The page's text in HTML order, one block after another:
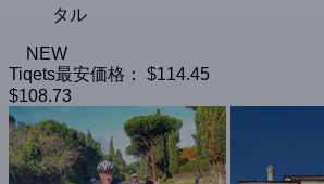
タル
NEW
Tiqets最安価格：
$114.45
$108.73